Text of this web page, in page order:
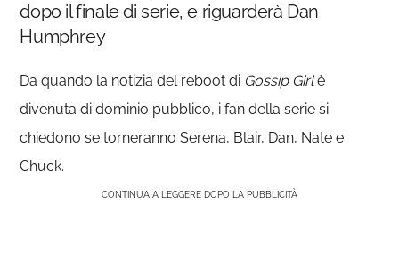
dopo il finale di serie, e riguarderà Dan
Humphrey
Da quando la notizia del reboot di Gossip Girlè
divenuta di dominio pubblico, i fan della serie si
chiedono se torneranno Serena, Blair, Dan, Nate e
Chuck.
CONTINUA A LEGGERE DOPO LA PUBBLICITÀ